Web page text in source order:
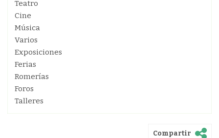
Teatro
Cine
Música
Varios
Exposiciones
Ferias
Romerías
Foros
Talleres
Compartir